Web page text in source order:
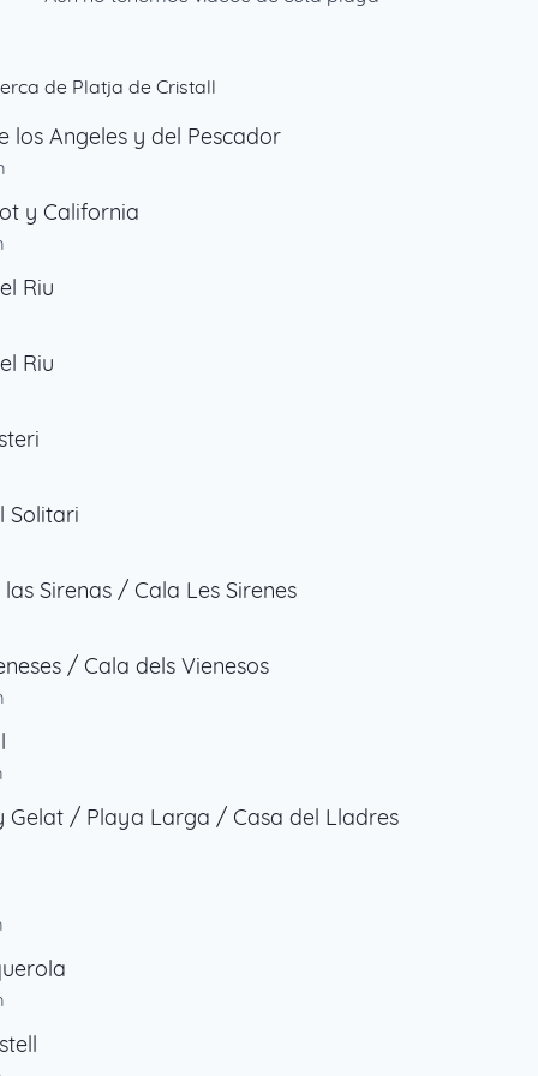
de Platja de Cristall
los Angeles y del Pescador
y California
Riu
Riu
Solitari
Sirenas / Cala Les Sirenes
/ Cala dels Vienesos
Gelat / Playa Larga / Casa del Lladres